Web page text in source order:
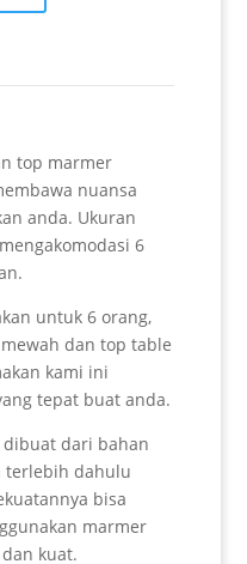
top marmer
nuansa
anda. Ukuran
6
untuk 6 orang,
dan top table
kami ini
tepat buat anda.
dibuat dari bahan
terlebih dahulu
bisa
marmer
kuat.